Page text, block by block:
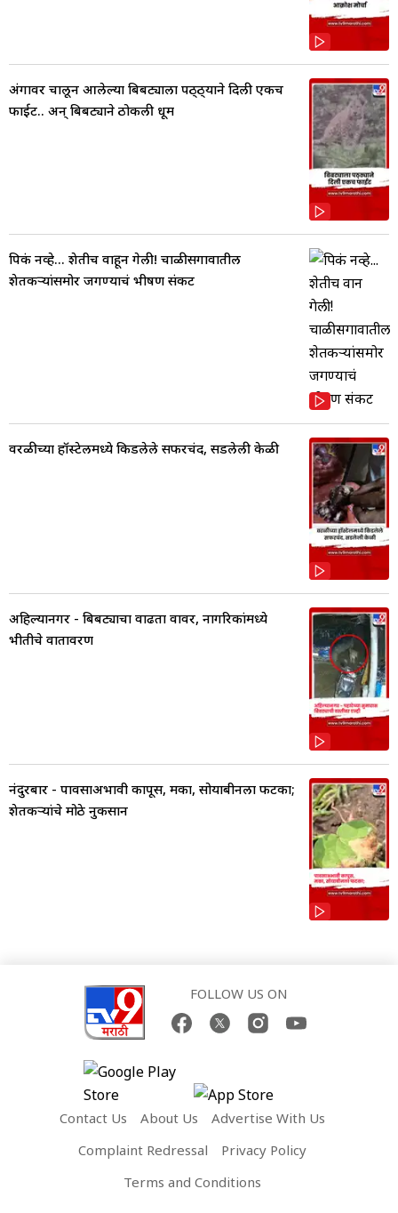
अंगावर चालून आलेल्या बिबट्याला पठ्ठ्याने दिली एकच
फाईट.. अन् बिबट्याने ठोकली धूम
पिकं नव्हे... शेतीच वाहून गेली! चाळीसगावातील
शेतकऱ्यांसमोर जगण्याचं भीषण संकट
वरळीच्या हॉस्टेलमध्ये किडलेले सफरचंद, सडलेली केळी
अहिल्यानगर - बिबट्याचा वाढता वावर, नागरिकांमध्ये
भीतीचे वातावरण
नंदुरबार - पावसाअभावी कापूस, मका, सोयाबीनला फटका;
शेतकऱ्यांचे मोठे नुकसान
FOLLOW US ON
Contact Us About Us
Advertise With Us
Complaint Redressal
Privacy Policy
Terms and Conditions